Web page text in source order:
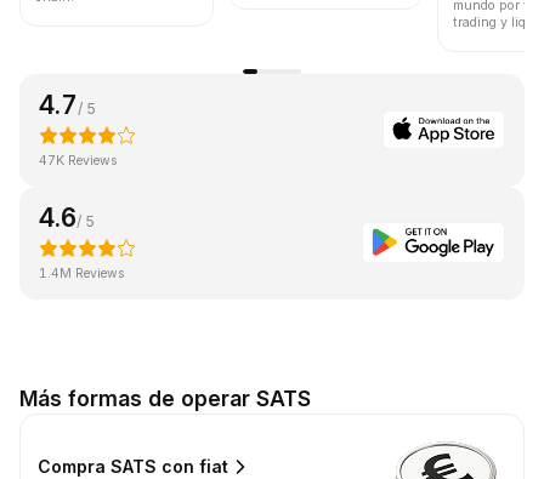
mundo por
trading y
4.7 / 5
47K Reviews
4.6/ 5
1.4M Reviews
Más formas de operar SATS
Compra SATS con fiat